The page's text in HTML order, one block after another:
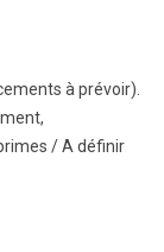
à prévoir).
/ A définir